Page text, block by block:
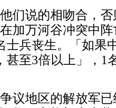
们说的相吻合，
加万河谷冲突中
士兵丧生。「如果
甚至3倍以上」，1
议地区的解放军